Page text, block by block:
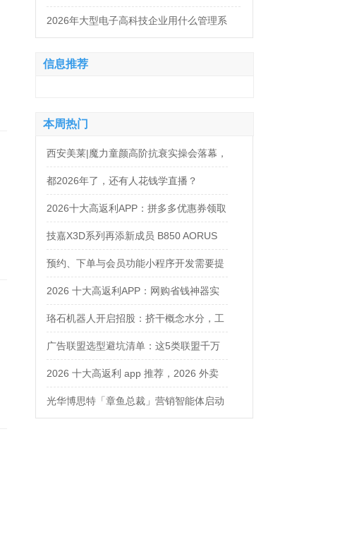
补怎么领？学生专属优惠补贴领取攻略来
史新高
2026年大型电子高科技企业用什么管理系
信息推荐
本周热门
西安美莱|魔力童颜高阶抗衰实操会落幕，
解锁自然年轻新姿态
都2026年了，还有人花钱学直播？
2026十大高返利APP：拼多多优惠券领取
攻略
技嘉X3D系列再添新成员 B850 AORUS
ELITE X3D主板强化性能体验
预约、下单与会员功能小程序开发需要提
前确认什么
2026 十大高返利APP：网购省钱神器实
测对比
珞石机器人开启招股：挤干概念水分，工
业、协作、具身三箭齐发
广告联盟选型避坑清单：这5类联盟千万
别碰
2026 十大高返利 app 推荐，2026 外卖
优惠券在哪领？网购平价神器测评
光华博思特「章鱼总裁」营销智能体启动